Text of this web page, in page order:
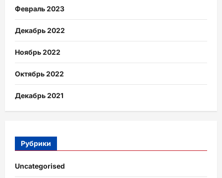
Февраль 2023
Декабрь 2022
Ноябрь 2022
Октябрь 2022
Декабрь 2021
Рубрики
Uncategorised